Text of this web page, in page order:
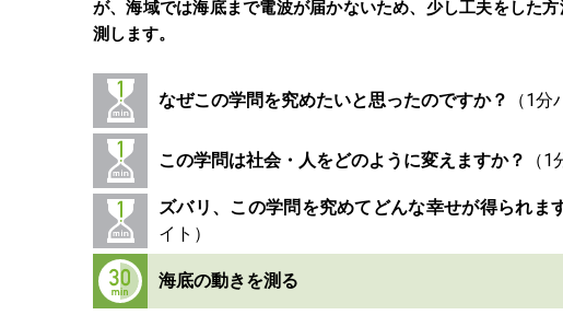
が、海域では海底まで電波が届かないため、少し工夫をした
測します。
なぜこの学問を究めたいと思ったのですか？
この学問は社会・人をどのように変えますか？
ズバリ、この学問を究めてどんな幸せが得られま
海底の動きを測る